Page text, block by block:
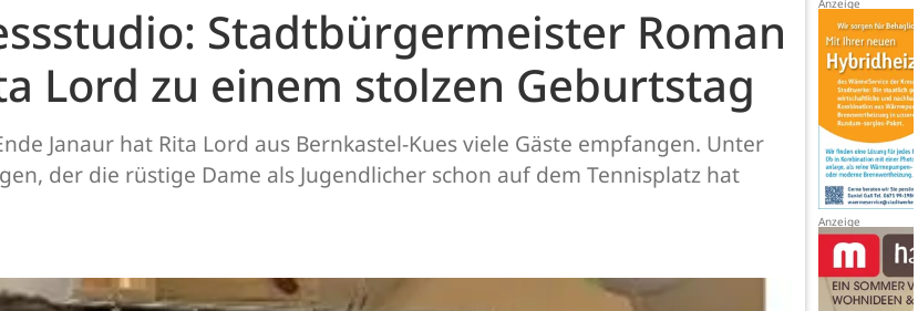
Stadtbürgermeister Roman
Lord zu einem stolzen Geburtstag
Janaur hat Rita Lord aus Bernkastel-Kues viele Gäste empfangen. Unter
der die rüstige Dame als Jugendlicher schon auf dem Tennisplatz hat